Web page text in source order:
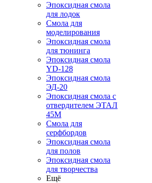
Эпоксидная смола
для лодок
Смола для
моделирования
Эпоксидная смола
для тюнинга
Эпоксидная смола
YD-128
Эпоксидная смола
ЭД-20
Эпоксидная смола с
отвердителем ЭТАЛ
45М
Смола для
серфбордов
Эпоксидная смола
для полов
Эпоксидная смола
для творчества
Ещё